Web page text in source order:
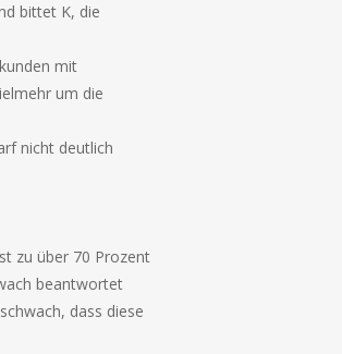
bittet K, die
mit
um die
nicht deutlich
zu über 70 Prozent
beantwortet
dass diese